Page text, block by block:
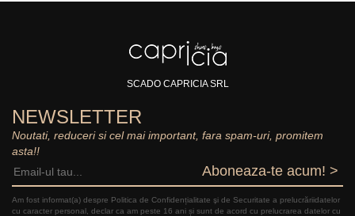
SCADO CAPRICIA SRL
NEWSLETTER
Noutati, reduceri si cel mai important, fara spam-uri, promitem
asta!!
Aboneaza-te acum! >
Am fost informat(a) despre Politica de Confidențialitate şi de Securitate a prelucrăriidatelor
cu caracter personal, declar ca am peste 16 ani și sunt de acord cu prelucrarea datelor cu